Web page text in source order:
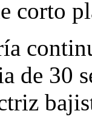
corto
de 30